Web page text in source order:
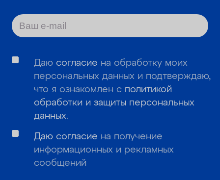
Даю согласие на обработку моих
персональных данных и подтверждаю,
что я ознакомлен с политикой
обработки и защиты персональных
данных.
Даю согласие на получение
информационных и рекламных
сообщений